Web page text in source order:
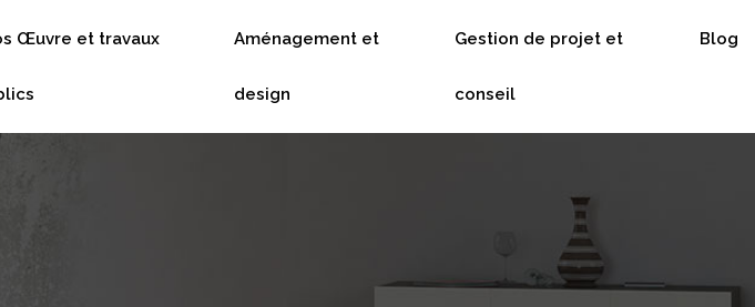
Œuvre et travaux Aménagement et
design
Gestion de projet et
conseil
Blog